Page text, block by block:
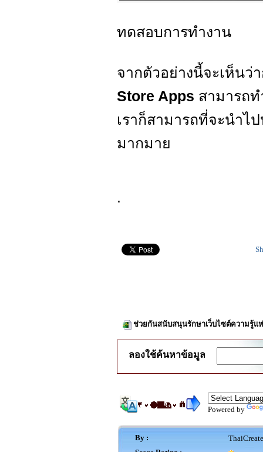
ทดสอบการทำงาน
จากตัวอย่างนี้จะเห็นว่
Store Apps สามารถท
เราก็สามารถที่จะนำไ
มากมาย
.
ช่วยกันสนับสนุนรักษาเว็บไซต์ความรู้แ
ลองใช้ค้นหาข้อมูล
Powered by
By :